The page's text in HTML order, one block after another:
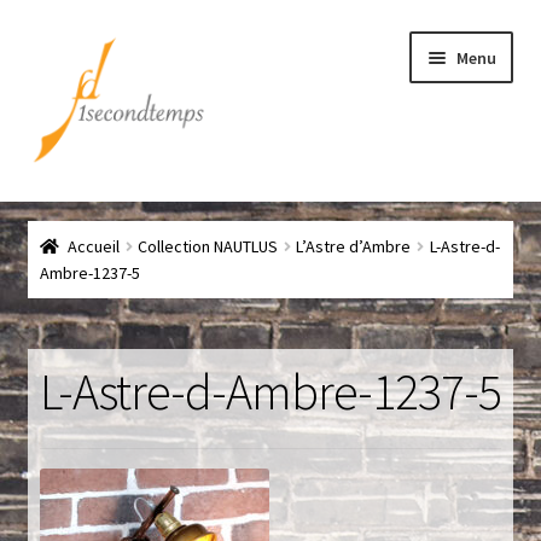
navigation
contenu
Menu
Accueil
Chef
CLICK & COLLECT
Conditions générales de vente
Contact
Couteaux
Accueil Collection NAUTLUS L’Astre d’Ambre
L-Astre-d-
Ambre-1237-5
L-Astre-d-Ambre-1237-5